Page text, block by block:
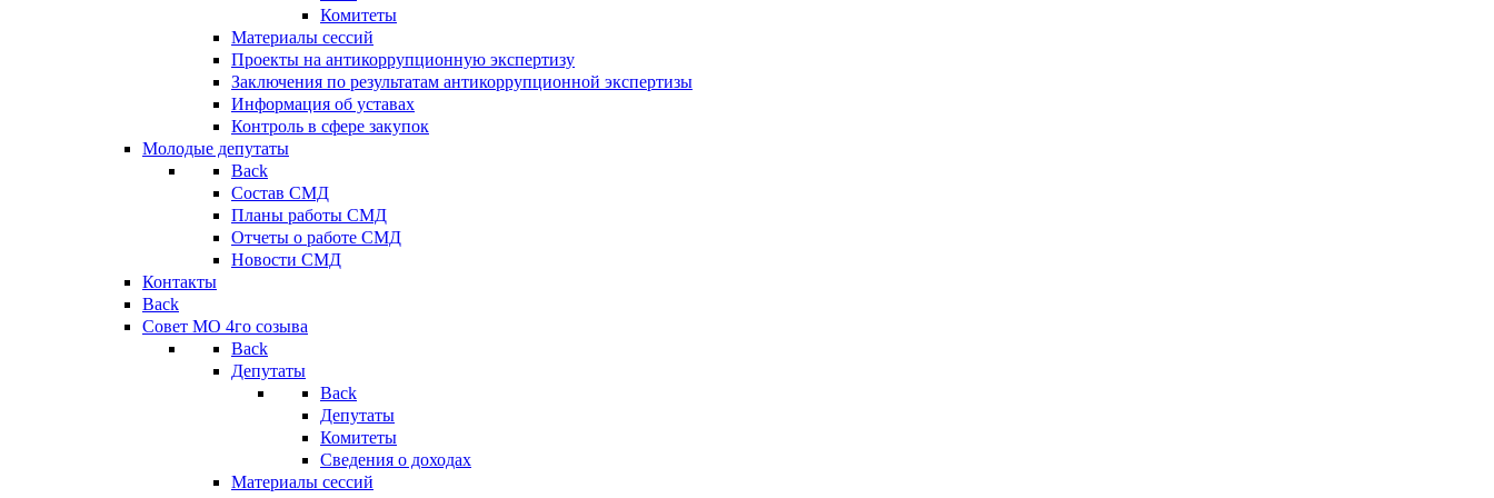
Комитеты
Материалы сессий
Проекты на антикоррупционную экспертизу
Заключения по результатам антикоррупционной экспертизы
Информация об уставах
Контроль в сфере закупок
Молодые депутаты
Back
Состав СМД
Планы работы СМД
Отчеты о работе СМД
Новости СМД
Контакты
Back
Совет МО 4го созыва
Back
Депутаты
Back
Депутаты
Комитеты
Сведения о доходах
Материалы сессий